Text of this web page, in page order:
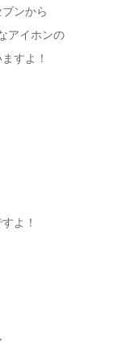
ンから
アイホンの
すよ！
よ！